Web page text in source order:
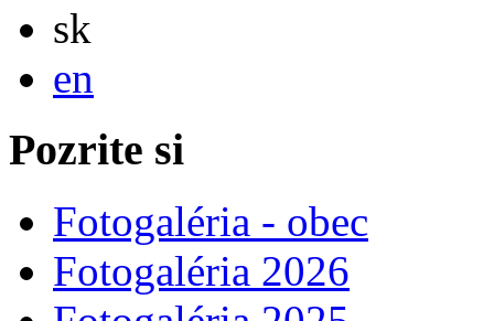
sk
en
Pozrite si
Fotogaléria - obec
Fotogaléria 2026